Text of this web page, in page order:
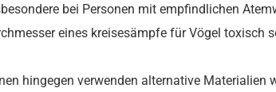
bei Personen mit empfindlichen
eines kreisesämpfe für Vögel toxisch
hingegen verwenden alternative Materialien